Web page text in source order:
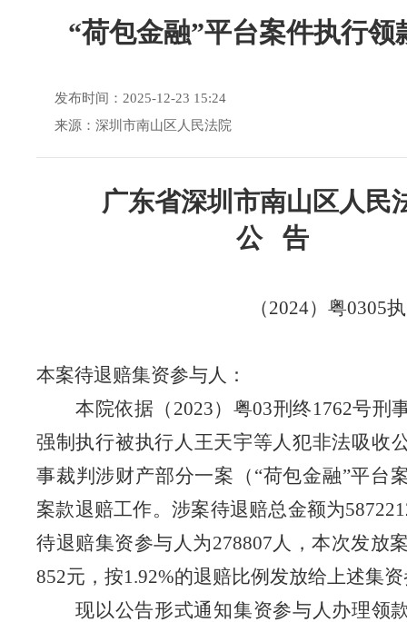
“荷包金融”平台案件执行领
发布时间：2025-12-23 15:24
来源：深圳市南山区人民法院
广东省深圳市南山区人民
公 告
（2024）粤0305
本案待退赔集资参与人：
本院依据（2023）粤03刑终1762号刑
强制执行被执行人王天宇等人犯非法吸收
事裁判涉财产部分一案（“荷包金融”平台
案款退赔工作。涉案待退赔总金额为
待退赔集资参与人为278807人，本次发放
852元，按1.92%的退赔比例发放给上述集
现以公告形式通知集资参与人办理领